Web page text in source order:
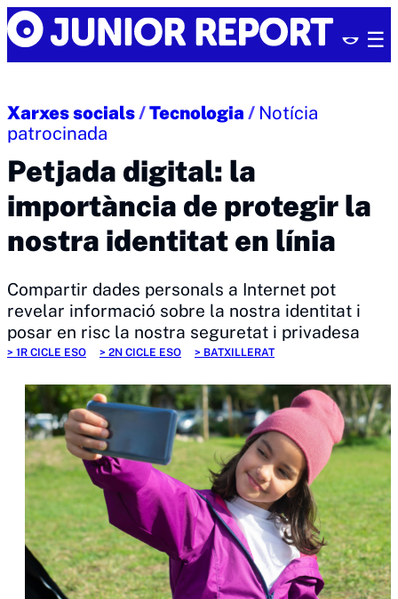
Skip
to
content
Junior
Report
Xarxes socials/Tecnologia / Notícia
patrocinada
Petjada digital: la
importància de protegir la
nostra identitat en línia
Compartir dades personals a Internet pot
revelar informació sobre la nostra identitat i
posar en risc la nostra seguretat i privadesa
1R CICLE ESO 2N CICLE ESO BATXILLERAT